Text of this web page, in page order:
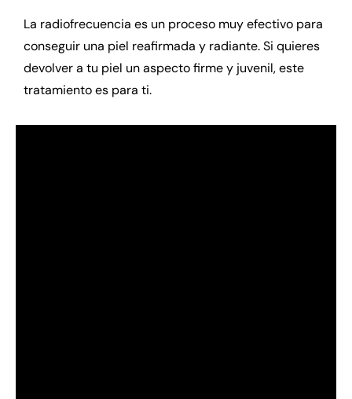
La radiofrecuencia es un proceso muy efectivo para
conseguir una piel reafirmada y radiante. Si quieres
devolver a tu piel un aspecto firme y juvenil, este
tratamiento es para ti.